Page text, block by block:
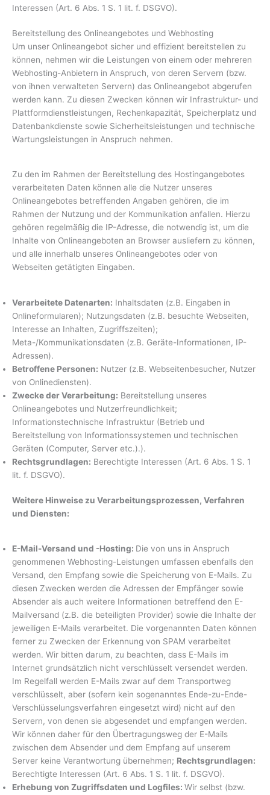
Interessen (Art. 6 Abs. 1 S. 1 lit. f. DSGVO).
Bereitstellung des Onlineangebotes und Webhosting
Um unser Onlineangebot sicher und effizient bereitstellen zu
können, nehmen wir die Leistungen von einem oder mehreren
Webhosting-Anbietern in Anspruch, von deren Servern (bzw.
von ihnen verwalteten Servern) das Onlineangebot abgerufen
werden kann. Zu diesen Zwecken können wir Infrastruktur- und
Plattformdienstleistungen, Rechenkapazität, Speicherplatz und
Datenbankdienste sowie Sicherheitsleistungen und technische
Wartungsleistungen in Anspruch nehmen.
Zu den im Rahmen der Bereitstellung des Hostingangebotes
verarbeiteten Daten können alle die Nutzer unseres
Onlineangebotes betreffenden Angaben gehören, die im
Rahmen der Nutzung und der Kommunikation anfallen. Hierzu
gehören regelmäßig die IP-Adresse, die notwendig ist, um die
Inhalte von Onlineangeboten an Browser ausliefern zu können,
und alle innerhalb unseres Onlineangebotes oder von
Webseiten getätigten Eingaben.
Verarbeitete Datenarten: Inhaltsdaten (z.B. Eingaben in
Onlineformularen); Nutzungsdaten (z.B. besuchte Webseiten,
Interesse an Inhalten, Zugriffszeiten);
Meta-/Kommunikationsdaten (z.B. Geräte-Informationen, IP-
Adressen).
Betroffene Personen: Nutzer (z.B. Webseitenbesucher, Nutzer
von Onlinediensten).
Zwecke der Verarbeitung: Bereitstellung unseres
Onlineangebotes und Nutzerfreundlichkeit;
Informationstechnische Infrastruktur (Betrieb und
Bereitstellung von Informationssystemen und technischen
Geräten (Computer, Server etc.).).
Rechtsgrundlagen: Berechtigte Interessen (Art. 6 Abs. 1 S. 1
lit. f. DSGVO).
Weitere Hinweise zu Verarbeitungsprozessen, Verfahren
und Diensten:
E-Mail-Versand und -Hosting: Die von uns in Anspruch
genommenen Webhosting-Leistungen umfassen ebenfalls den
Versand, den Empfang sowie die Speicherung von E-Mails. Zu
diesen Zwecken werden die Adressen der Empfänger sowie
Absender als auch weitere Informationen betreffend den E-
Mailversand (z.B. die beteiligten Provider) sowie die Inhalte der
jeweiligen E-Mails verarbeitet. Die vorgenannten Daten können
ferner zu Zwecken der Erkennung von SPAM verarbeitet
werden. Wir bitten darum, zu beachten, dass E-Mails im
Internet grundsätzlich nicht verschlüsselt versendet werden.
Im Regelfall werden E-Mails zwar auf dem Transportweg
verschlüsselt, aber (sofern kein sogenanntes Ende-zu-Ende-
Verschlüsselungsverfahren eingesetzt wird) nicht auf den
Servern, von denen sie abgesendet und empfangen werden.
Wir können daher für den Übertragungsweg der E-Mails
zwischen dem Absender und dem Empfang auf unserem
Server keine Verantwortung übernehmen; Rechtsgrundlagen:
Berechtigte Interessen (Art. 6 Abs. 1 S. 1 lit. f. DSGVO).
Erhebung von Zugriffsdaten und Logfiles: Wir selbst (bzw.